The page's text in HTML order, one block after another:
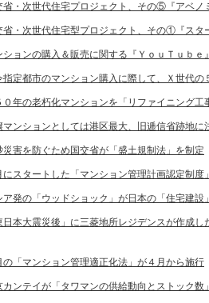
省・次世代住宅プロジェクト、その⑤『アベノ
省・次世代住宅型プロジェクト、その①『スタ
ションの購入＆販売に関する『ＹｏｕＴｕｂｅ
指定都市のマンション購入に際して、Ｘ世代
０年の老朽化マンションを「リファイニング工
マンションとしては港区最大、旧逓信省跡地
災害を防ぐため国交省が「盛土規制法」を制定
にスタートした「マンション管理計画認定制度
ア発の「ウッドショック」が日本の「住宅建設
日本大震災後」に三菱地所レジデンスが作成
の「マンション管理適正化法」が４月から施行
カンテイが「タワマンの供給動向とストック数